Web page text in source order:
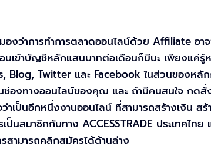
องว่าการทำการตลาดออนไลน์ด้วย Affiliate อ
อนเข้าบัญชีหลักแสนบาทต่อเดือนก็มีนะ เพียงแค่
Blog, Twitter และ Facebook ในส่วนของห
ช่องทางออนไลน์ของคุณ และ ถ้ามีคนสนใจ ก
เป็นอีกหนึ่งงานออนไลน์ ที่สามารถสร้างเงิน ส
นสมาชิกกับทาง ACCESSTRADE ประเทศไท
สามารถคลิกสมัครได้ด้านล่าง